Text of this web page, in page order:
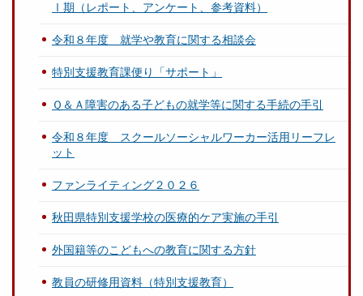
Ⅰ期（レポート、アンケート、参考資料）
令和８年度 就学や教育に関する相談会
特別支援教育課便り「サポート」
Ｑ＆Ａ障害のある子どもの就学等に関する手続の手引
令和８年度 スクールソーシャルワーカー活用リーフレ
ット
ファンライティング２０２６
秋田県特別支援学校の医療的ケア実施の手引
外国籍等のこどもへの教育に関する方針
教員の研修用資料（特別支援教育）